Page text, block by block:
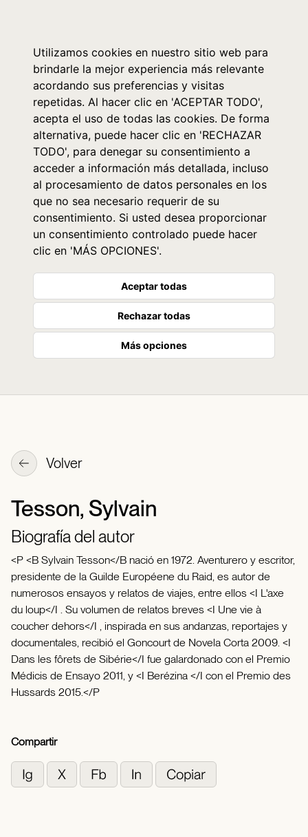
Utilizamos cookies en nuestro sitio web para
brindarle la mejor experiencia más relevante
acordando sus preferencias y visitas
repetidas. Al hacer clic en 'ACEPTAR TODO',
acepta el uso de todas las cookies. De forma
alternativa, puede hacer clic en 'RECHAZAR
TODO', para denegar su consentimiento a
acceder a información más detallada, incluso
al procesamiento de datos personales en los
que no sea necesario requerir de su
consentimiento. Si usted desea proporcionar
un consentimiento controlado puede hacer
clic en 'MÁS OPCIONES'.
Aceptar todas
Rechazar todas
Más opciones
Volver
Tesson, Sylvain
Biografía del autor
<P <B Sylvain Tesson</B nació en 1972. Aventurero y escritor,
presidente de la Guilde Européene du Raid, es autor de
numerosos ensayos y relatos de viajes, entre ellos <I L'axe
du loup</I . Su volumen de relatos breves <I Une vie à
coucher dehors</I , inspirada en sus andanzas, reportajes y
documentales, recibió el Goncourt de Novela Corta 2009. <I
Dans les fôrets de Sibérie</I fue galardonado con el Premio
Médicis de Ensayo 2011, y <I Berézina </I con el Premio des
Hussards 2015.</P
Compartir